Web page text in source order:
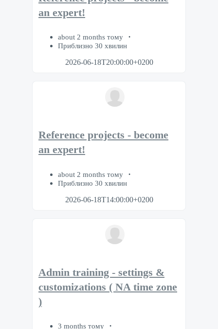
an expert!
about 2 months тому
Приблизно 30 хвилин
2026-06-18T20:00:00+0200
Reference projects - become
an expert!
about 2 months тому
Приблизно 30 хвилин
2026-06-18T14:00:00+0200
Admin training - settings &
customizations ( NA time zone
)
3 months тому